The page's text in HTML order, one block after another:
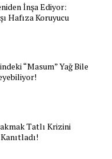
İnşa Ediyor:
Hafıza Koruyucu
“Masum” Yağ Bile
Tatlı Krizini